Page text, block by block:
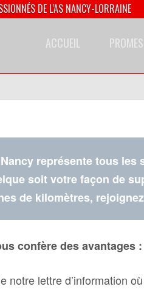
DE L'AS NANCY-LORRAINE
ACCUEIL
représente tous
soit votre façon de
de kilomètres,
confère des avantages :
notre lettre d’information